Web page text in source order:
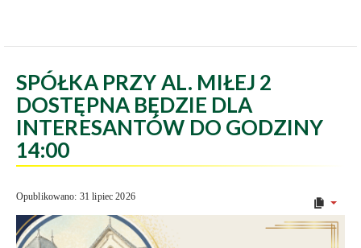
SPÓŁKA PRZY AL. MIŁEJ 2
DOSTĘPNA BĘDZIE DLA
INTERESANTÓW DO GODZINY
14:00
Opublikowano: 31 lipiec 2026